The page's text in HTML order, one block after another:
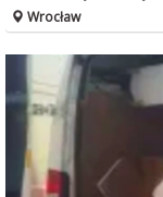
Wrocław